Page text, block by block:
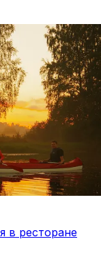
в ресторане